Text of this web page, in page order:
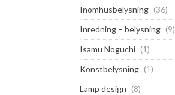
Inomhusbelysning (36)
Inredning – belysning (9)
Isamu Noguchi (1)
Konstbelysning (1)
Lamp design (8)